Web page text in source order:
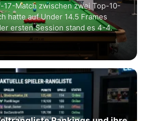
17-Match zwischen zwei Top-10-
hatte auf Under 14.5 Frames
ersten Session stand es 4-4.